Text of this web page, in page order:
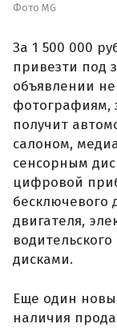
Фото MG
За 1 500 000
привезти под
объявлении не
фотографиям,
получит
салоном,
сенсорным
цифровой
бесключевого
двигателя,
дисками.
Еще один
наличия